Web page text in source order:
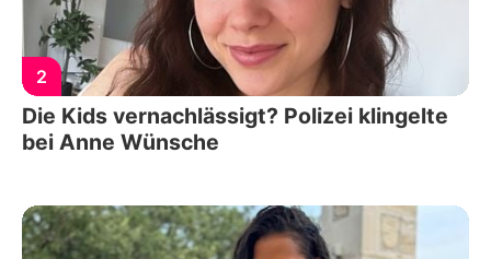
2
Die Kids vernachlässigt? Polizei klingelte
bei Anne Wünsche